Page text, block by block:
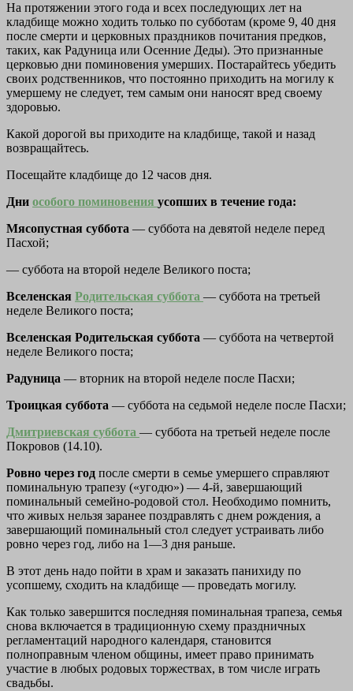
На протяжении этого года и всех последующих лет на
кладбище можно ходить только по субботам (кроме 9, 40 дня
после смерти и церковных праздников почитания предков,
таких, как Радуница или Осенние Деды). Это признанные
церковью дни поминовения умерших. Постарайтесь убедить
своих родственников, что постоянно приходить на могилу к
умершему не следует, тем самым они наносят вред своему
здоровью.
Какой дорогой вы приходите на кладбище, такой и назад
возвращайтесь.
Посещайте кладбище до 12 часов дня.
Дни особого поминовения усопших в течение года:
Мясопустная суббота — суббота на девятой неделе перед
Пасхой;
— суббота на второй неделе Великого поста;
Вселенская Родительская суббота — суббота на третьей
неделе Великого поста;
Вселенская Родительская суббота — суббота на четвертой
неделе Великого поста;
Радуница — вторник на второй неделе после Пасхи;
Троицкая суббота — суббота на седьмой неделе после Пасхи;
Дмитриевская суббота — суббота на третьей неделе после
Покровов (14.10).
Ровно через год после смерти в семье умершего справляют
поминальную трапезу («угодю») — 4-й, завершающий
поминальный семейно-родовой стол. Необходимо помнить,
что живых нельзя заранее поздравлять с днем рождения, а
завершающий поминальный стол следует устраивать либо
ровно через год, либо на 1—3 дня раньше.
В этот день надо пойти в храм и заказать панихиду по
усопшему, сходить на кладбище — проведать могилу.
Как только завершится последняя поминальная трапеза, семья
снова включается в традиционную схему праздничных
регламентаций народного календаря, становится
полноправным членом общины, имеет право принимать
участие в любых родовых торжествах, в том числе играть
свадьбы.